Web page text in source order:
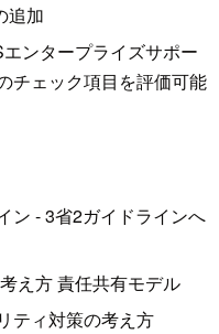
追加
ンタープライズサポー
チェック項目を評価可能
ン - 3省2ガイドラインへ
え方 責任共有モデル
ティ対策の考え方